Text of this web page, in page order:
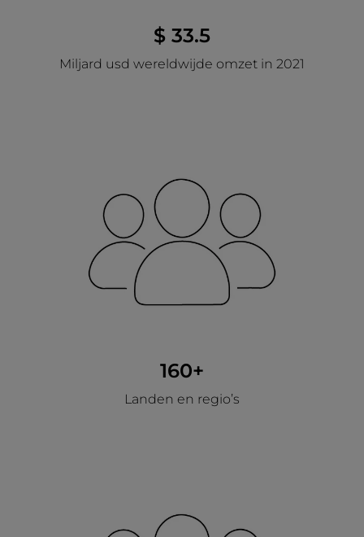
$ 33.5
Miljard usd wereldwijde omzet in 2021
160+
Landen en regio’s